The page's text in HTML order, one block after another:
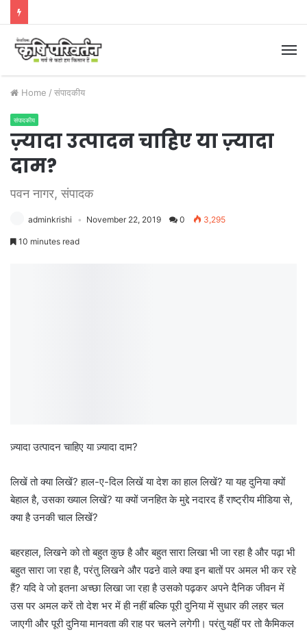
Home / संपादकीय
संपादकीय
ज़्यादा उत्पादन चाहिए या ज़्यादा
दाम?
पवन नागर, संपादक
adminkrishi November 22, 2019 0 3,295
10 minutes read
ज़्यादा उत्पादन चाहिए या ज़्यादा दाम?
लिखें तो क्या लिखें? हाल-ए-दिल लिखें या देश का हाल लिखें? या यह दुनिया क्यों
बेहाल है, उसका ख्याल लिखें? या क्यों जनहित के मुद्दे नदारद हैं राष्ट्रीय मीडिया से,
क्या है उनकी चाल लिखें?
बहरहाल, लिखने को तो बहुत कुछ है और बहुत सारा लिखा भी जा रहा है और पढ़ा भी
बहुत सारा जा रहा है, परंतु लिखने और पढऩे वाले क्या इन बातों पर अमल भी कर रहे
हैं? यदि वे जो इतना अच्छा लिखा जा रहा है उसको पढ़कर अपने दैनिक जीवन में
उस पर अमल करें तो देश भर में ही नहीं बल्कि पूरी दुनिया में सुधार की लहर चल
जाएगी और पूरी दुनिया मानवता की राह पर चलने लगेगी। परंतु यहीं पर तो कैमिकल